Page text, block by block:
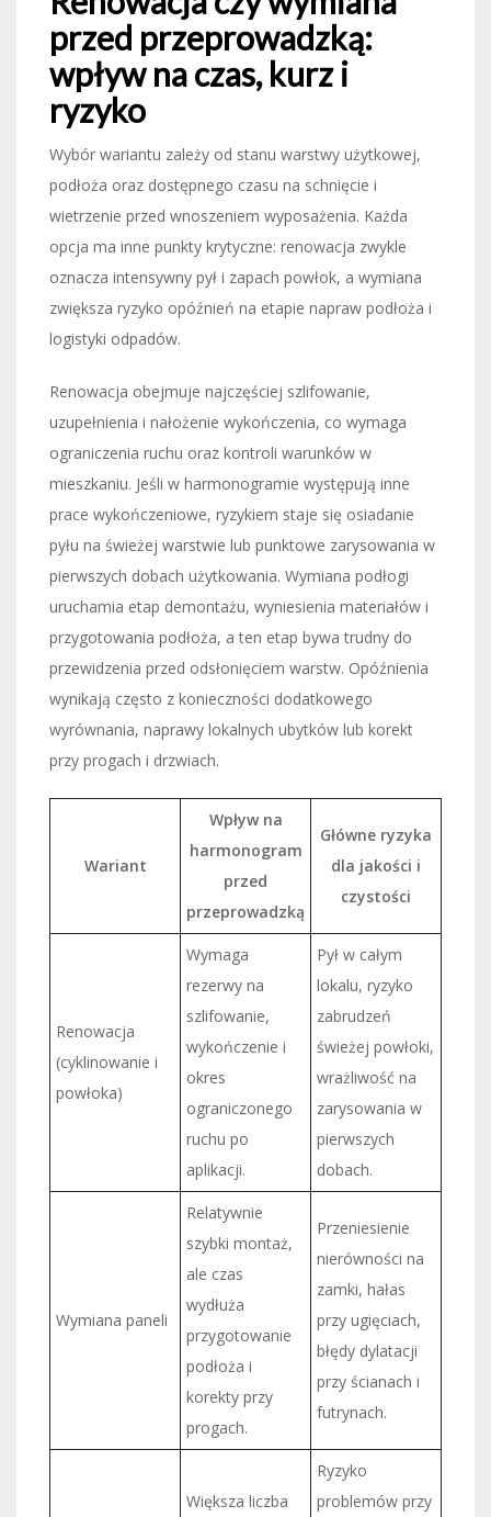
przed przeprowadzką:
wpływ na czas, kurz i
ryzyko
Wybór wariantu zależy od stanu warstwy użytkowej,
podłoża oraz dostępnego czasu na schnięcie i
wietrzenie przed wnoszeniem wyposażenia. Każda
opcja ma inne punkty krytyczne: renowacja zwykle
oznacza intensywny pył i zapach powłok, a wymiana
zwiększa ryzyko opóźnień na etapie napraw podłoża i
logistyki odpadów.
Renowacja obejmuje najczęściej szlifowanie,
uzupełnienia i nałożenie wykończenia, co wymaga
ograniczenia ruchu oraz kontroli warunków w
mieszkaniu. Jeśli w harmonogramie występują inne
prace wykończeniowe, ryzykiem staje się osiadanie
pyłu na świeżej warstwie lub punktowe zarysowania w
pierwszych dobach użytkowania. Wymiana podłogi
uruchamia etap demontażu, wyniesienia materiałów i
przygotowania podłoża, a ten etap bywa trudny do
przewidzenia przed odsłonięciem warstw. Opóźnienia
wynikają często z konieczności dodatkowego
wyrównania, naprawy lokalnych ubytków lub korekt
przy progach i drzwiach.
Wariant
Wpływ na
harmonogram
przed
przeprowadzką
Główne ryzyka
dla jakości i
czystości
Renowacja
(cyklinowanie i
powłoka)
Wymaga
rezerwy na
szlifowanie,
wykończenie i
okres
ograniczonego
ruchu po
aplikacji.
Pył w całym
lokalu, ryzyko
zabrudzeń
świeżej powłoki,
wrażliwość na
zarysowania w
pierwszych
dobach.
Wymiana paneli
Relatywnie
szybki montaż,
ale czas
wydłuża
przygotowanie
podłoża i
korekty przy
progach.
Przeniesienie
nierówności na
zamki, hałas
przy ugięciach,
błędy dylatacji
przy ścianach i
futrynach.
Większa liczba
Ryzyko
problemów przy